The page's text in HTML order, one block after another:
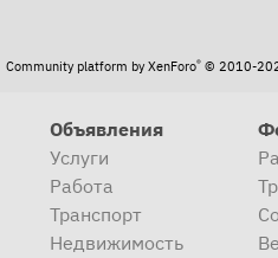
Community platform by XenForo® © 2010-
Объявления
Услуги
Работа
Транспорт
Недвижимость